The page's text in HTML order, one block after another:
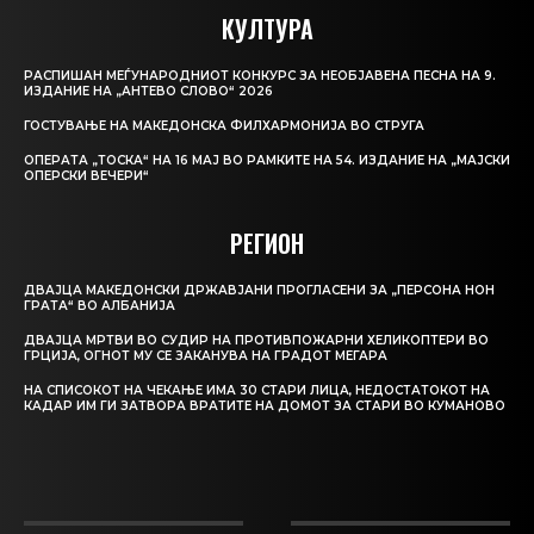
КУЛТУРА
РАСПИШАН МЕЃУНАРОДНИОТ КОНКУРС ЗА НЕОБЈАВЕНА ПЕСНА НА 9.
ИЗДАНИЕ НА „АНТЕВО СЛОВО“ 2026
ГОСТУВАЊЕ НА МАКЕДОНСКА ФИЛХАРМОНИЈА ВО СТРУГА
ОПЕРАТА „ТОСКА“ НА 16 МАЈ ВО РАМКИТЕ НА 54. ИЗДАНИЕ НА „МАЈСКИ
ОПЕРСКИ ВЕЧЕРИ“
РЕГИОН
ДВАЈЦА МАКЕДОНСКИ ДРЖАВЈАНИ ПРОГЛАСЕНИ ЗА „ПЕРСОНА НОН
ГРАТА“ ВО АЛБАНИЈА
ДВАЈЦА МРТВИ ВО СУДИР НА ПРОТИВПОЖАРНИ ХЕЛИКОПТЕРИ ВО
ГРЦИЈА, ОГНОТ МУ СЕ ЗАКАНУВА НА ГРАДОТ МЕГАРА
НА СПИСОКОТ НА ЧЕКАЊЕ ИМА 30 СТАРИ ЛИЦА, НЕДОСТАТОКОТ НА
КАДАР ИМ ГИ ЗАТВОРА ВРАТИТЕ НА ДОМОТ ЗА СТАРИ ВО КУМАНОВО